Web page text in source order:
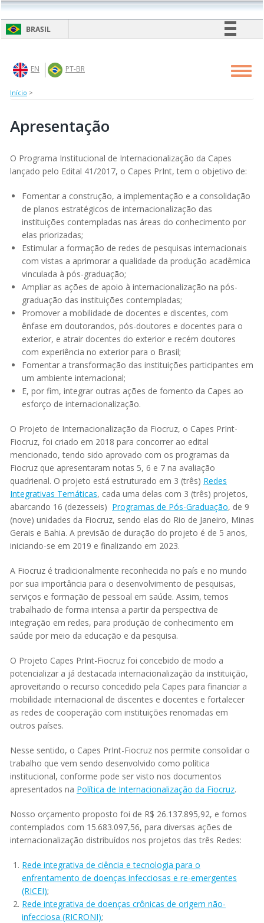
Pular
para
BRASIL
EN PT-BR
Início >
Apresentação
O Programa Institucional de Internacionalização da Capes
lançado pelo Edital 41/2017, o Capes PrInt, tem o objetivo de:
Fomentar a construção, a implementação e a consolidação
de planos estratégicos de internacionalização das
instituições contempladas nas áreas do conhecimento por
elas priorizadas;
Estimular a formação de redes de pesquisas internacionais
com vistas a aprimorar a qualidade da produção acadêmica
vinculada à pós-graduação;
Ampliar as ações de apoio à internacionalização na pós-
graduação das instituições contempladas;
Promover a mobilidade de docentes e discentes, com
ênfase em doutorandos, pós-doutores e docentes para o
exterior, e atrair docentes do exterior e recém doutores
com experiência no exterior para o Brasil;
Fomentar a transformação das instituições participantes em
um ambiente internacional;
E, por fim, integrar outras ações de fomento da Capes ao
esforço de internacionalização.
O Projeto de Internacionalização da Fiocruz, o Capes PrInt-
Fiocruz, foi criado em 2018 para concorrer ao edital
mencionado, tendo sido aprovado com os programas da
Fiocruz que apresentaram notas 5, 6 e 7 na avaliação
quadrienal. O projeto está estruturado em 3 (três) Redes
Integrativas Temáticas, cada uma delas com 3 (três) projetos,
abarcando 16 (dezesseis) Programas de Pós-Graduação, de 9
(nove) unidades da Fiocruz, sendo elas do Rio de Janeiro, Minas
Gerais e Bahia. A previsão de duração do projeto é de 5 anos,
iniciando-se em 2019 e finalizando em 2023.
A Fiocruz é tradicionalmente reconhecida no país e no mundo
por sua importância para o desenvolvimento de pesquisas,
serviços e formação de pessoal em saúde. Assim, temos
trabalhado de forma intensa a partir da perspectiva de
integração em redes, para produção de conhecimento em
saúde por meio da educação e da pesquisa.
O Projeto Capes PrInt-Fiocruz foi concebido de modo a
potencializar a já destacada internacionalização da instituição,
aproveitando o recurso concedido pela Capes para financiar a
mobilidade internacional de discentes e docentes e fortalecer
as redes de cooperação com instituições renomadas em
outros países.
Nesse sentido, o Capes PrInt-Fiocruz nos permite consolidar o
trabalho que vem sendo desenvolvido como política
institucional, conforme pode ser visto nos documentos
apresentados na Política de Internacionalização da Fiocruz.
Nosso orçamento proposto foi de R$ 26.137.895,92, e fomos
contemplados com 15.683.097,56, para diversas ações de
internacionalização distribuídos nos projetos das três Redes:
Rede integrativa de ciência e tecnologia para o
enfrentamento de doenças infecciosas e re-emergentes
(RICEI);
Rede integrativa de doenças crônicas de origem não-
infecciosa (RICRONI);